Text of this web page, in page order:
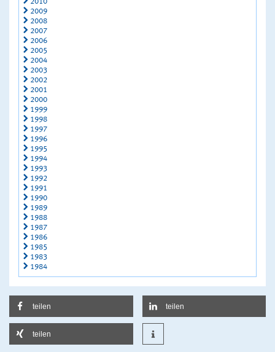
2009
2008
2007
2006
2005
2004
2003
2002
2001
2000
1999
1998
1997
1996
1995
1994
1993
1992
1991
1990
1989
1988
1987
1986
1985
1983
1984
teilen teilen
teilen